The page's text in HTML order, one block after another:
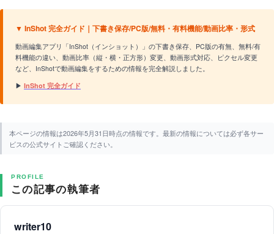
▼ InShot 完全ガイド｜下書き保存/PC版/無料・有料機能/動画比率・形式
動画編集アプリ「InShot（インショット）」の下書き保存、PC版の有無、無料/有
料機能の違い、動画比率（縦・横・正方形）変更、動画形式対応、ピクセル変更
など、InShotで動画編集をするための情報を完全解説しました。
▶ InShot 完全ガイド
本ページの情報は2026年5月31日時点の情報です。最新の情報については必ず各サー
ビスの公式サイトご確認ください。
PROFILE
この記事の執筆者
writer10